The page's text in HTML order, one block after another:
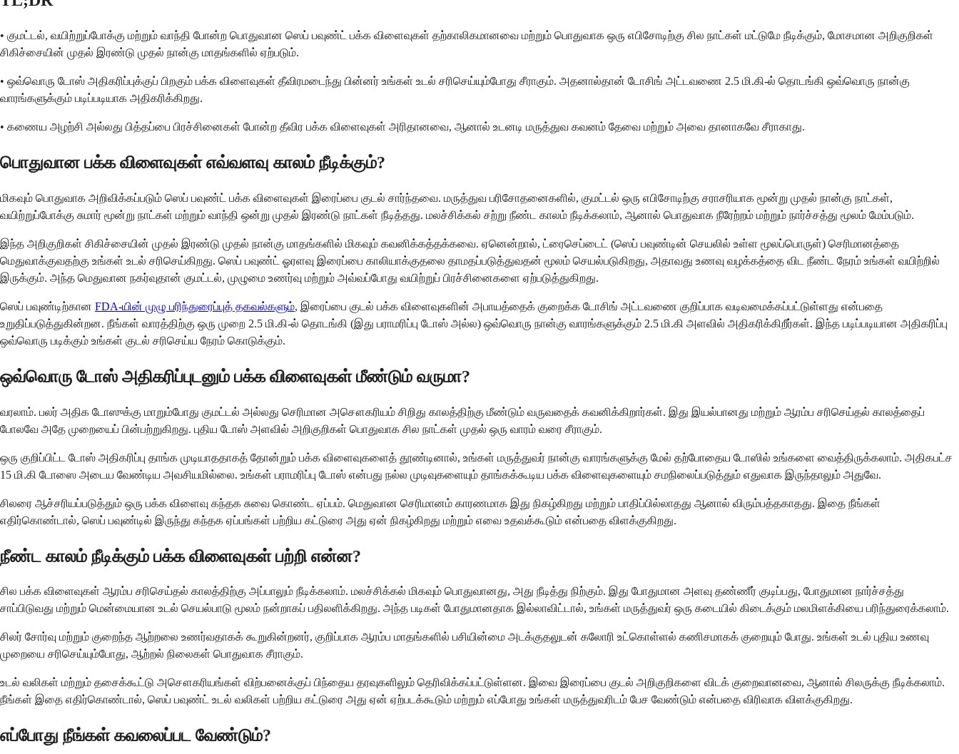
• குமட்டல், வயிற்றுப்போக்கு மற்றும் வாந்தி போன்ற பொதுவான ஸெப் பவுண்ட் பக்க விளைவுகள் தற்காலிகமானவை மற்றும் பொதுவாக ஒரு எபிசோடிற்கு சில நாட்கள் மட்டுமே நீடிக்கும், மோசமான அறிகுறிகள்
சிகிச்சையின் முதல் இரண்டு முதல் நான்கு மாதங்களில் ஏற்படும்.
• ஒவ்வொரு டோஸ் அதிகரிப்புக்குப் பிறகும் பக்க விளைவுகள் தீவிரமடைந்து பின்னர் உங்கள் உடல் சரிசெய்யும்போது சீராகும். அதனால்தான் டோசிங் அட்டவணை 2.5 மி.கி-ல் தொடங்கி ஒவ்வொரு நான்கு
வாரங்களுக்கும் படிப்படியாக அதிகரிக்கிறது.
• கணைய அழற்சி அல்லது பித்தப்பை பிரச்சினைகள் போன்ற தீவிர பக்க விளைவுகள் அரிதானவை, ஆனால் உடனடி மருத்துவ கவனம் தேவை மற்றும் அவை தானாகவே சீராகாது.
பொதுவான பக்க விளைவுகள் எவ்வளவு காலம் நீடிக்கும்?
மிகவும் பொதுவாக அறிவிக்கப்படும் ஸெப் பவுண்ட் பக்க விளைவுகள் இரைப்பை குடல் சார்ந்தவை. மருத்துவ பரிசோதனைகளில், குமட்டல் ஒரு எபிசோடிற்கு சராசரியாக மூன்று முதல் நான்கு நாட்கள்,
வயிற்றுப்போக்கு சுமார் மூன்று நாட்கள் மற்றும் வாந்தி ஒன்று முதல் இரண்டு நாட்கள் நீடித்தது. மலச்சிக்கல் சற்று நீண்ட காலம் நீடிக்கலாம், ஆனால் பொதுவாக நீரேற்றம் மற்றும் நார்ச்சத்து மூலம் மேம்படும்.
இந்த அறிகுறிகள் சிகிச்சையின் முதல் இரண்டு முதல் நான்கு மாதங்களில் மிகவும் கவனிக்கத்தக்கவை. ஏனென்றால், ட்ரைசெப்டைட் (ஸெப் பவுண்டின் செயலில் உள்ள மூலப்பொருள்) செரிமானத்தை
மெதுவாக்குவதற்கு உங்கள் உடல் சரிசெய்கிறது. ஸெப் பவுண்ட் ஓரளவு இரைப்பை காலியாக்குதலை தாமதப்படுத்துவதன் மூலம் செயல்படுகிறது, அதாவது உணவு வழக்கத்தை விட நீண்ட நேரம் உங்கள் வயிற்றில்
இருக்கும். அந்த மெதுவான நகர்வுதான் குமட்டல், முழுமை உணர்வு மற்றும் அவ்வப்போது வயிற்றுப் பிரச்சினைகளை ஏற்படுத்துகிறது.
ஸெப் பவுண்டிற்கான FDA-யின் முழு பரிந்துரைப்புத் தகவல்களும், இரைப்பை குடல் பக்க விளைவுகளின் அபாயத்தைக் குறைக்க டோசிங் அட்டவணை குறிப்பாக வடிவமைக்கப்பட்டுள்ளது என்பதை
உறுதிப்படுத்துகின்றன. நீங்கள் வாரத்திற்கு ஒரு முறை 2.5 மி.கி-ல் தொடங்கி (இது பராமரிப்பு டோஸ் அல்ல) ஒவ்வொரு நான்கு வாரங்களுக்கும் 2.5 மி.கி அளவில் அதிகரிக்கிறீர்கள். இந்த படிப்படியான அதிகரிப்பு
ஒவ்வொரு படிக்கும் உங்கள் குடல் சரிசெய்ய நேரம் கொடுக்கும்.
ஒவ்வொரு டோஸ் அதிகரிப்புடனும் பக்க விளைவுகள் மீண்டும் வருமா?
வரலாம். பலர் அதிக டோஸுக்கு மாறும்போது குமட்டல் அல்லது செரிமான அசௌகரியம் சிறிது காலத்திற்கு மீண்டும் வருவதைக் கவனிக்கிறார்கள். இது இயல்பானது மற்றும் ஆரம்ப சரிசெய்தல் காலத்தைப்
போலவே அதே முறையைப் பின்பற்றுகிறது. புதிய டோஸ் அளவில் அறிகுறிகள் பொதுவாக சில நாட்கள் முதல் ஒரு வாரம் வரை சீராகும்.
ஒரு குறிப்பிட்ட டோஸ் அதிகரிப்பு தாங்க முடியாததாகத் தோன்றும் பக்க விளைவுகளைத் தூண்டினால், உங்கள் மருத்துவர் நான்கு வாரங்களுக்கு மேல் தற்போதைய டோஸில் உங்களை வைத்திருக்கலாம். அதிகபட்ச
15 மி.கி டோஸை அடைய வேண்டிய அவசியமில்லை. உங்கள் பராமரிப்பு டோஸ் என்பது நல்ல முடிவுகளையும் தாங்கக்கூடிய பக்க விளைவுகளையும் சமநிலைப்படுத்தும் எதுவாக இருந்தாலும் அதுவே.
சிலரை ஆச்சரியப்படுத்தும் ஒரு பக்க விளைவு கந்தக சுவை கொண்ட ஏப்பம். மெதுவான செரிமானம் காரணமாக இது நிகழ்கிறது மற்றும் பாதிப்பில்லாதது ஆனால் விரும்பத்தகாதது. இதை நீங்கள்
எதிர்கொண்டால், ஸெப் பவுண்டில் இருந்து கந்தக ஏப்பங்கள் பற்றிய கட்டுரை அது ஏன் நிகழ்கிறது மற்றும் எவை உதவக்கூடும் என்பதை விளக்குகிறது.
நீண்ட காலம் நீடிக்கும் பக்க விளைவுகள் பற்றி என்ன?
சில பக்க விளைவுகள் ஆரம்ப சரிசெய்தல் காலத்திற்கு அப்பாலும் நீடிக்கலாம். மலச்சிக்கல் மிகவும் பொதுவானது, அது நீடித்து நிற்கும். இது போதுமான அளவு தண்ணீர் குடிப்பது, போதுமான நார்ச்சத்து
சாப்பிடுவது மற்றும் மென்மையான உடல் செயல்பாடு மூலம் நன்றாகப் பதிலளிக்கிறது. அந்த படிகள் போதுமானதாக இல்லாவிட்டால், உங்கள் மருத்துவர் ஒரு கடையில் கிடைக்கும் மலமிளக்கியை பரிந்துரைக்கலாம்.
சிலர் சோர்வு மற்றும் குறைந்த ஆற்றலை உணர்வதாகக் கூறுகின்றனர், குறிப்பாக ஆரம்ப மாதங்களில் பசியின்மை அடக்குதலுடன் கலோரி உட்கொள்ளல் கணிசமாகக் குறையும் போது. உங்கள் உடல் புதிய உணவு
முறையை சரிசெய்யும்போது, ஆற்றல் நிலைகள் பொதுவாக சீராகும்.
உடல் வலிகள் மற்றும் தசைக்கூட்டு அசௌகரியங்கள் விற்பனைக்குப் பிந்தைய தரவுகளிலும் தெரிவிக்கப்பட்டுள்ளன. இவை இரைப்பை குடல் அறிகுறிகளை விடக் குறைவானவை, ஆனால் சிலருக்கு நீடிக்கலாம்.
நீங்கள் இதை எதிர்கொண்டால், ஸெப் பவுண்ட் உடல் வலிகள் பற்றிய கட்டுரை அது ஏன் ஏற்படக்கூடும் மற்றும் எப்போது உங்கள் மருத்துவரிடம் பேச வேண்டும் என்பதை விரிவாக விளக்குகிறது.
எப்போது நீங்கள் கவலைப்பட வேண்டும்?